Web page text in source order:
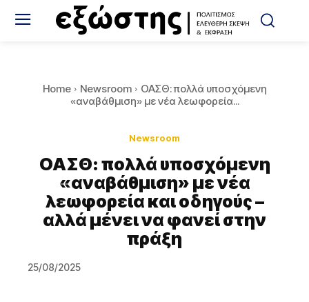
Home Newsroom
ΟΑΣΘ: πολλά υποσχόμενη
«αναβάθμιση» με νέα λεωφορεία...
Newsroom
ΟΑΣΘ: πολλά υποσχόμενη
«αναβάθμιση» με νέα
λεωφορεία και οδηγούς –
αλλά μένει να φανεί στην
πράξη
25/08/2025